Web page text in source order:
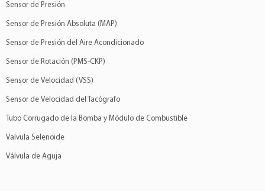
Sensor de Presión
Sensor de Presión Absoluta (MAP)
Sensor de Presión del Aire Acondicionado
Sensor de Rotación (PMS-CKP)
Sensor de Velocidad (VSS)
Sensor de Velocidad del Tacógrafo
Tubo Corrugado de la Bomba y Módulo de Combustible
Valvula Selenoide
Válvula de Aguja